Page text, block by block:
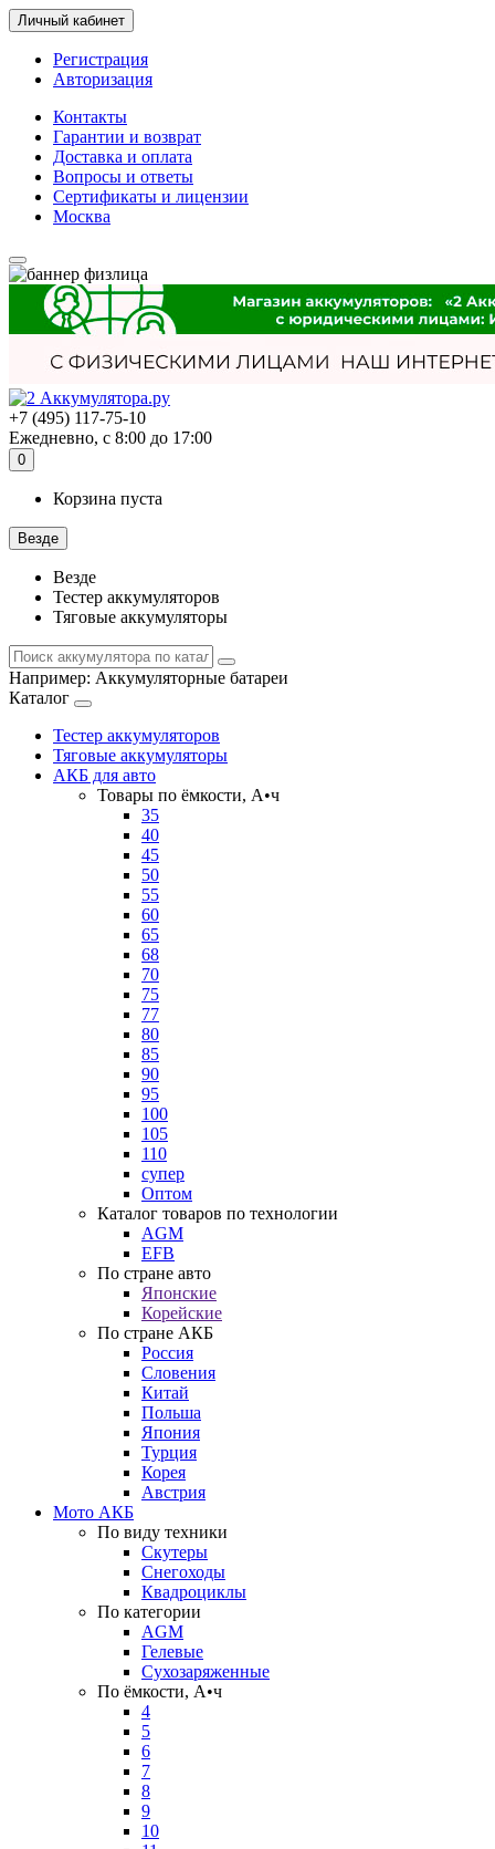
Личный кабинет
Регистрация
Авторизация
Контакты
Гарантии и возврат
Доставка и оплата
Вопросы и ответы
Сертификаты и лицензии
Москва
+7 (495) 117-75-10
Ежедневно, с 8:00 до 17:00
0
Корзина пуста
Везде
Везде
Тестер аккумуляторов
Тяговые аккумуляторы
Например: Аккумуляторные батареи
Каталог
Тестер аккумуляторов
Тяговые аккумуляторы
АКБ для авто
Товары по ёмкости, А•ч
35
40
45
50
55
60
65
68
70
75
77
80
85
90
95
100
105
110
супер
Оптом
Каталог товаров по технологии
AGM
EFB
По стране авто
Японские
Корейские
По стране АКБ
Россия
Словения
Китай
Польша
Япония
Турция
Корея
Австрия
Мото АКБ
По виду техники
Скутеры
Снегоходы
Квадроциклы
По категории
AGM
Гелевые
Сухозаряженные
По ёмкости, А•ч
4
5
6
7
8
9
10